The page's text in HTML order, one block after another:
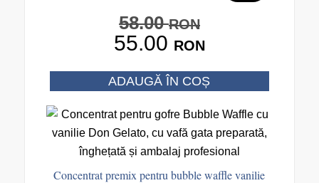
58.00RONPrețul
inițial
fost:
58.00 RON.
55.00 RON
Prețul
curent
este:
55.00 RON.
ADAUGĂ ÎN COȘ
Concentrat premix pentru bubble waffle vanilie